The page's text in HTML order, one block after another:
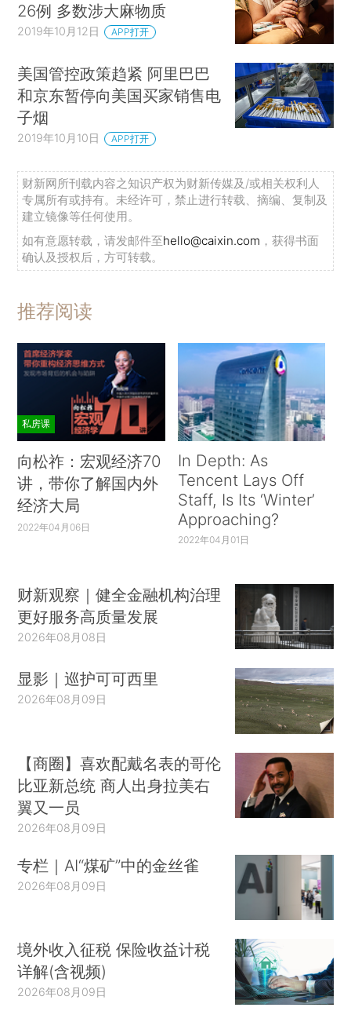
26例 多数涉大麻物质
2019年10月12日 APP打开
美国管控政策趋紧 阿里巴巴
和京东暂停向美国买家销售电
子烟
2019年10月10日 APP打开
财新网所刊载内容之知识产权为财新传媒及/或相关权利人
专属所有或持有。未经许可，禁止进行转载、摘编、复制及
建立镜像等任何使用。
如有意愿转载，请发邮件至hello@caixin.com ，获得书面
确认及授权后，方可转载。
推荐阅读
私房课
向松祚：宏观经济70
讲，带你了解国内外
经济大局
2022年04月06日
In Depth: As
Tencent Lays Off
Staff, Is Its ‘Winter’
Approaching?
2022年04月01日
财新观察｜健全金融机构治理
更好服务高质量发展
2026年08月08日
显影｜巡护可可西里
2026年08月09日
【商圈】喜欢配戴名表的哥伦
比亚新总统 商人出身拉美右
翼又一员
2026年08月09日
专栏｜AI“煤矿”中的金丝雀
2026年08月09日
境外收入征税 保险收益计税
详解(含视频)
2026年08月09日